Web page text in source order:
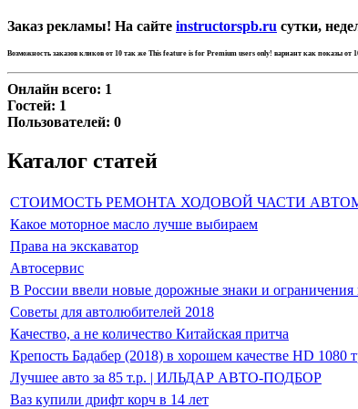
Заказ рекламы! На сайте instructorspb.ru сутки,
Возможность заказов кликов от 10 так же This feature is for Premium users only! вариант как показы от
Онлайн всего: 1
Гостей: 1
Пользователей: 0
Каталог статей
СТОИМОСТЬ РЕМОНТА ХОДОВОЙ ЧАСТИ
Какое моторное масло лучше выбираем
Права на экскаватор
Автосервис
В России ввели новые дорожные знаки и ограничения
Советы для автолюбителей 2018
Качество, а не количество Китайская притча
Крепость Бадабер (2018) в хорошем качестве HD 1080
Лучшее авто за 85 т.р. | ИЛЬДАР АВТО-ПОДБОР
Ваз купили дрифт корч в 14 лет